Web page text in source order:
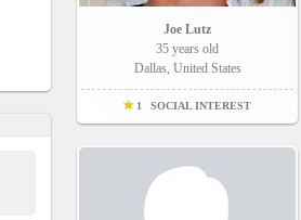
Joe Lutz
35 years old
Dallas, United States
1 SOCIAL INTEREST